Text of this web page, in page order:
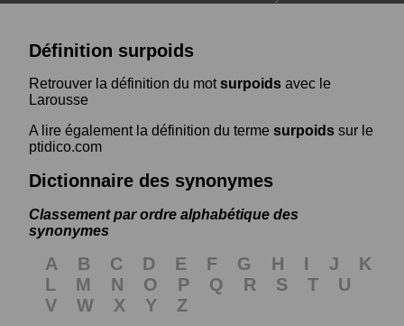
Définition surpoids
Retrouver la définition du motsurpoids avec le
Larousse
A lire également la définition du terme surpoids sur le
ptidico.com
Dictionnaire des synonymes
Classement par ordre alphabétique des
synonymes
A B C D E F G H I J
K
L
M N O P Q R S T
U
V
W X Y
Z